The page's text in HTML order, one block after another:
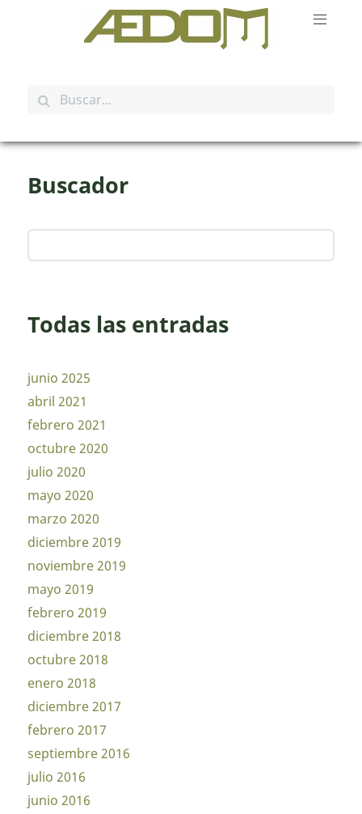
Buscador
Todas las entradas
junio 2025
abril 2021
febrero 2021
octubre 2020
julio 2020
mayo 2020
marzo 2020
diciembre 2019
noviembre 2019
mayo 2019
febrero 2019
diciembre 2018
octubre 2018
enero 2018
diciembre 2017
febrero 2017
septiembre 2016
julio 2016
junio 2016